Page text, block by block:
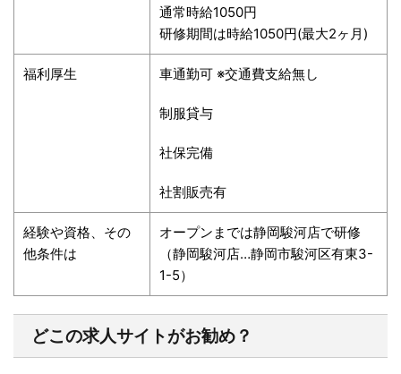
通常時給1050円
研修期間は時給1050円(最大2ヶ月 )
福利厚生 車通勤可 ※交通費支給無し
制服貸与
社保完備
社割販売有
経験や資格、その
他条件は
オープンまでは静岡駿河店で研修
（静岡駿河店…静岡市駿河区有東3-
1-5）
どこの求人サイトがお勧め？